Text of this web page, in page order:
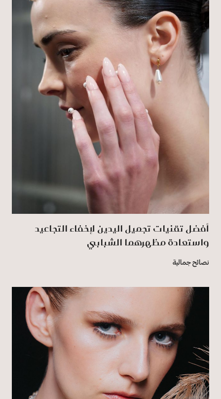
أفضل تقنيات تجميل اليدين لإخفاء التجاعيد
واستعادة مظهرهما الشبابي
نصائح جمالية